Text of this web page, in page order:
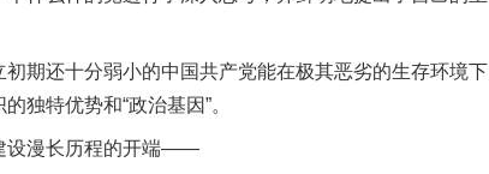
还十分弱小的中国共产党能在极其恶劣的生存环境下
独特优势和“政治基因”。
设漫长历程的开端——